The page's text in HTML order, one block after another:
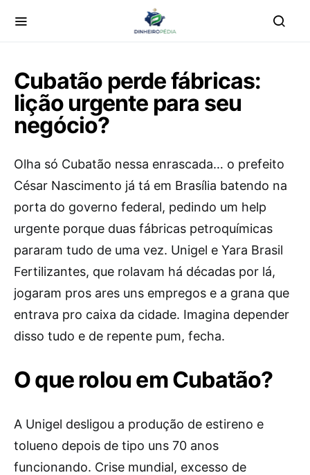
Cubatão perde fábricas:
lição urgente para seu
negócio?
Olha só Cubatão nessa enrascada… o prefeito
César Nascimento já tá em Brasília batendo na
porta do governo federal, pedindo um help
urgente porque duas fábricas petroquímicas
pararam tudo de uma vez. Unigel e Yara Brasil
Fertilizantes, que rolavam há décadas por lá,
jogaram pros ares uns empregos e a grana que
entrava pro caixa da cidade. Imagina depender
disso tudo e de repente pum, fecha.
O que rolou em Cubatão?
A Unigel desligou a produção de estireno e
tolueno depois de tipo uns 70 anos
funcionando. Crise mundial, excesso de